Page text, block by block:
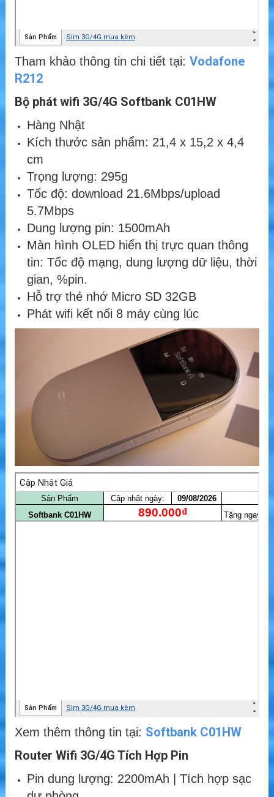
Tham khảo thông tin chi tiết tại: Vodafone
R212
Bộ phát wifi 3G/4G Softbank C01HW
Hàng Nhật
Kích thước sản phẩm: 21,4 x 15,2 x 4,4
cm
Trọng lượng: 295g
Tốc độ: download 21.6Mbps/upload
5.7Mbps
Dung lượng pin: 1500mAh
Màn hình OLED hiển thị trực quan thông
tin: Tốc độ mạng, dung lượng dữ liệu, thời
gian, %pin.
Hỗ trợ thẻ nhớ Micro SD 32GB
Phát wifi kết nối 8 máy cùng lúc
Xem thêm thông tin tại: Softbank C01HW
Router Wifi 3G/4G Tích Hợp Pin
Pin dung lượng: 2200mAh | Tích hợp sạc